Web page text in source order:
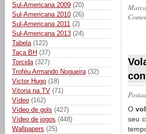
Sul-Americana 2009 (20)
Sul-Americana 2010 (26)
Sul-Americana 2011 (2)
Sul-Americana 2013 (24)
Tabela (122)
Taça BH (37)
Torcida (327)
Troféu Armando Nogueira (32)
Victor Hugo (18)
Vitoria na TV (71)
Vídeo (162)
Vídeo de gols (427)
Vídeo de jogos (448)
Wallpapers (25)
O
seu